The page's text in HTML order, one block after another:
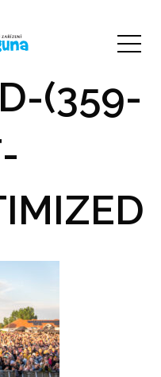
(359-